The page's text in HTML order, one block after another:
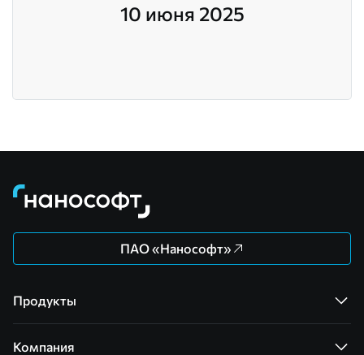
10 июня 2025
ПАО «Нанософт»
Продукты
Компания